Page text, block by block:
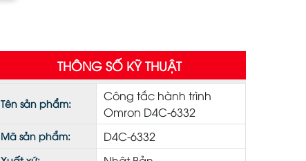
THÔNG SỐ KỸ THUẬT
Tên sản phẩm:
Công tắc hành trình
Omron D4C-6332
Mã sản phẩm: D4C-6332